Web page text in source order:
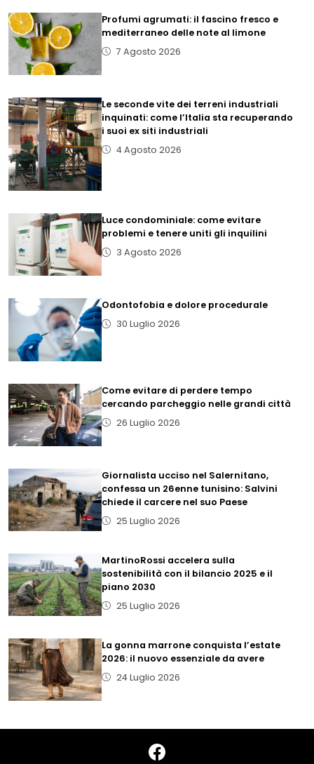
Profumi agrumati: il fascino fresco e
mediterraneo delle note al limone
7 Agosto 2026
Le seconde vite dei terreni industriali
inquinati: come l’Italia sta recuperando
i suoi ex siti industriali
4 Agosto 2026
Luce condominiale: come evitare
problemi e tenere uniti gli inquilini
3 Agosto 2026
Odontofobia e dolore procedurale
30 Luglio 2026
Come evitare di perdere tempo
cercando parcheggio nelle grandi città
26 Luglio 2026
Giornalista ucciso nel Salernitano,
confessa un 26enne tunisino: Salvini
chiede il carcere nel suo Paese
25 Luglio 2026
MartinoRossi accelera sulla
sostenibilità con il bilancio 2025 e il
piano 2030
25 Luglio 2026
La gonna marrone conquista l’estate
2026: il nuovo essenziale da avere
24 Luglio 2026